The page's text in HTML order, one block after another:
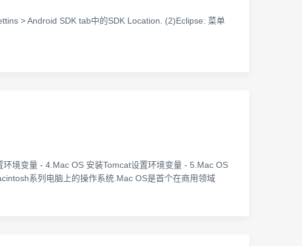
> Android SDK tab中的SDK Location. (2)Eclipse: 菜单
境变量 - 4.Mac OS 安装Tomcat设置环境变量 - 5.Mac OS
系列电脑上的操作系统.Mac OS是首个在商用领域